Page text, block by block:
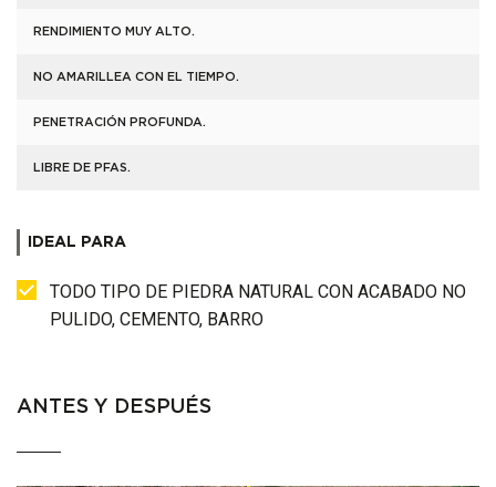
RENDIMIENTO MUY ALTO.
NO AMARILLEA CON EL TIEMPO.
PENETRACIÓN PROFUNDA.
LIBRE DE PFAS.
IDEAL PARA
TODO TIPO DE PIEDRA NATURAL CON ACABADO NO
PULIDO, CEMENTO, BARRO
ANTES Y DESPUÉS